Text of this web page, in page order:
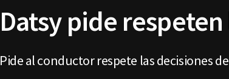
Datsy pide
Pide al conductor respete las decisiones